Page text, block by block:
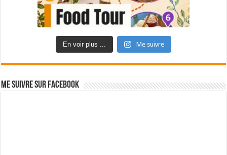
En voir plus ... Me suivre
Me suivre sur Facebook